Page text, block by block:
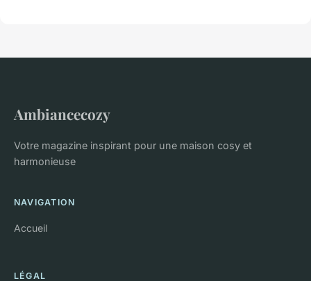
Ambiancecozy
Votre magazine inspirant pour une maison cosy et
harmonieuse
NAVIGATION
Accueil
LÉGAL